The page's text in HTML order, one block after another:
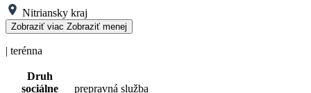
Nitriansky kraj
Zobraziť viac Zobraziť menej
| terénna
Druh
sociálne
prepravná služba